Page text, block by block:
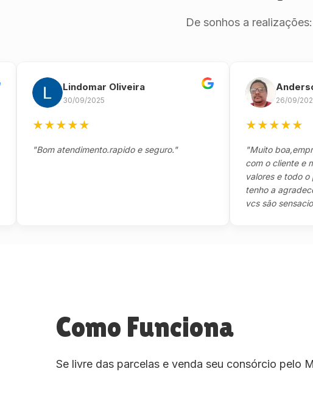
De sonhos a
Lindomar Oliveira
30/09/2025
★★★
"Bom atendimento.rapido e seguro."
Anderson
26/09/2025
★★★
"Muito boa,empresa
com o cliente e muito
valores e todo o
tenho a agradecer
vcs são sensacional."
Como Funciona
Se livre das parcelas e venda seu consórcio pelo